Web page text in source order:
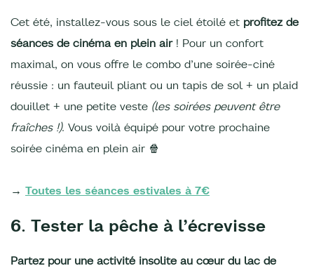
Cet été, installez-vous sous le ciel étoilé et profitez de
séances de cinéma en plein air ! Pour un confort
maximal, on vous offre le combo d’une soirée-ciné
réussie : un fauteuil pliant ou un tapis de sol + un plaid
douillet + une petite veste (les soirées peuvent être
fraîches !). Vous voilà équipé pour votre prochaine
soirée cinéma en plein air 🍿
→ Toutes les séances estivales à 7€
6. Tester la pêche à l’écrevisse
Partez pour une activité insolite au cœur du lac de